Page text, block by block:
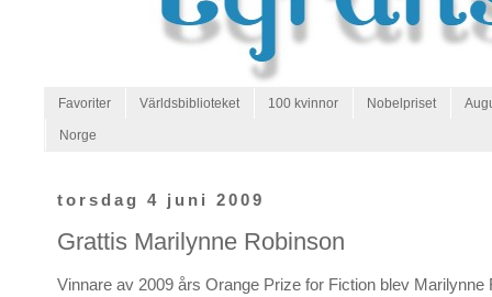
Favoriter Världsbiblioteket 100 kvinnor Nobelpriset
Norge
torsdag 4 juni 2009
Grattis Marilynne Robinson
Vinnare av 2009 års Orange Prize for Fiction blev Marilynne